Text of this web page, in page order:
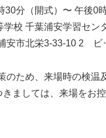
〜 午後0時
浦安学習セン
10 2 ビッグウ
ため、来場時の検温
ましては、来場をお